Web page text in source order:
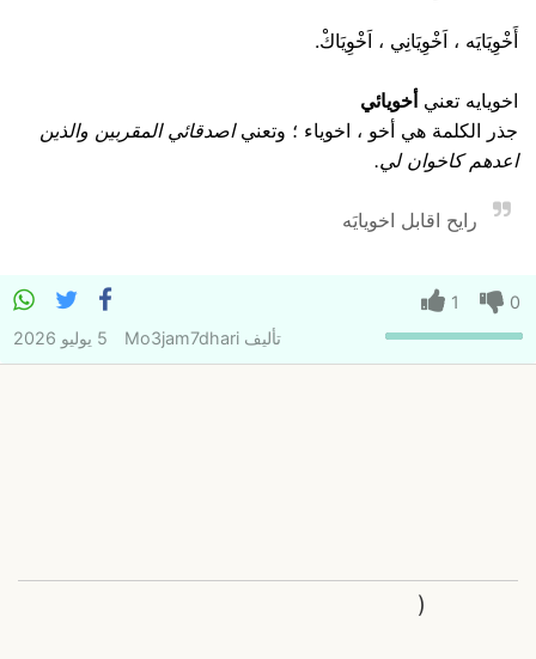
أَخْوِيَايَه ، اَخْوِيَانِي ، اَخْوِيَاكْ.
اخويايه تعنيأخويائي
جذر الكلمة هي أخو ، اخوياء ؛ وتعنياصدقائي المقربين والذين
اعدهم كاخوان لي.
رايح اقابل اخويايَه
0
1
تأليفMo3jam7dhari 5 يوليو 2026
(